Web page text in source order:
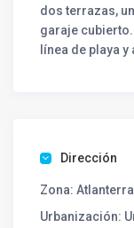
dos terrazas,
garaje cubierto.
línea de playa
Dirección
Zona: Atlanterra
Urbanización: